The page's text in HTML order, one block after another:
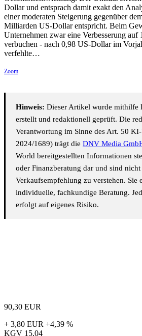
Dollar und entsprach damit exakt den
einer moderaten Steigerung gegenüber
Milliarden US-Dollar entspricht. Beim
Unternehmen zwar eine Verbesserung
verbuchen - nach 0,98 US-Dollar im
verfehlte…
Zoom
Hinweis: Dieser Artikel wurde mithilfe
erstellt und redaktionell geprüft. Die
Verantwortung im Sinne des Art. 50
2024/1689) trägt die DNV Media
World bereitgestellten Informationen
oder Finanzberatung dar und sind
Verkaufsempfehlung zu verstehen. Sie
individuelle, fachkundige Beratung.
erfolgt auf eigenes Risiko.
90,30 EUR
+ 3,80 EUR +4,39 %
KGV 15,04